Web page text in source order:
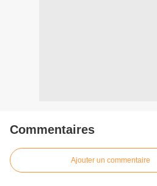
Commentaires
Ajouter un commentaire